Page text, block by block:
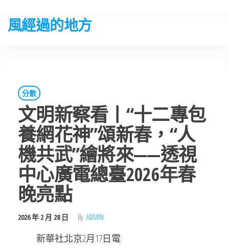
the
風經過的地方
分數
文明新察看丨“十二專包
養網花神”頌新春，“人
機共武”繪將來——透視
中心廣電總臺2026年春
晚亮點
2026 年 2 月 28 日 By ADMIN
新華社北京2月17日電